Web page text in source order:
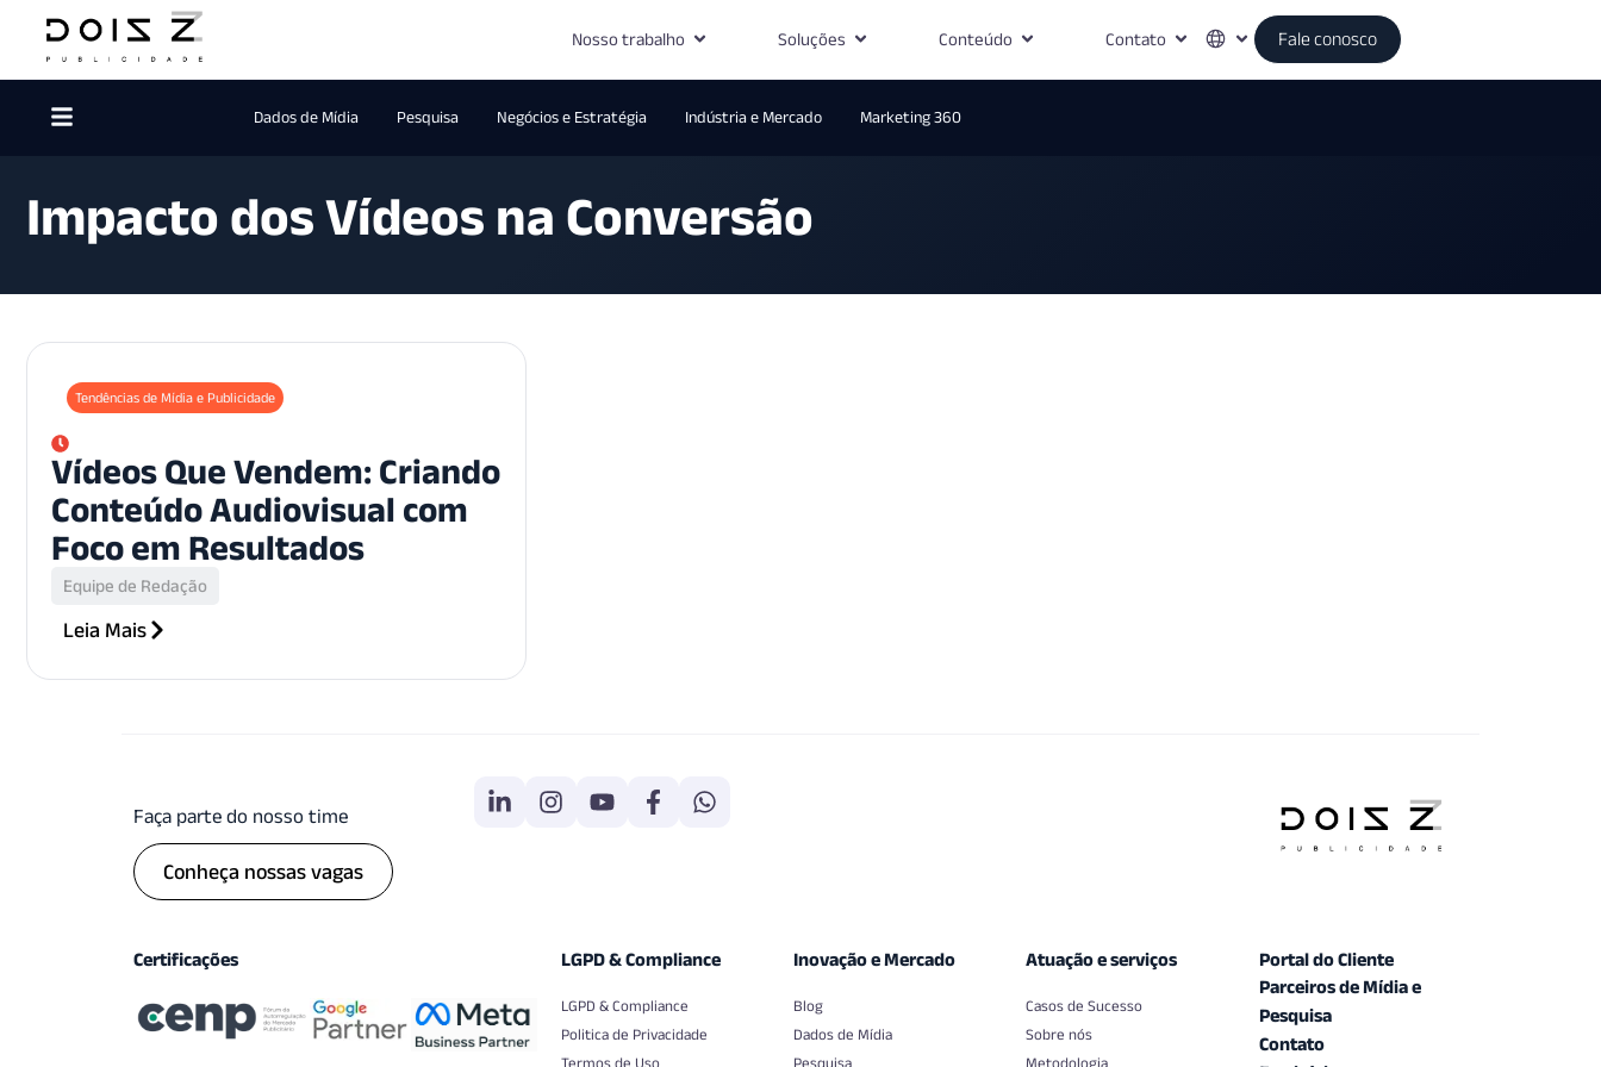
Nosso trabalho Soluções Conteúdo Contato Fale conosco
Dados de Mídia Pesquisa Negócios e Estratégia Indústria e Mercado Marketing 360
Impacto dos Vídeos na Conversão
Tendências de Mídia e Publicidade
Vídeos Que Vendem: Criando
Conteúdo Audiovisual com
Foco em Resultados
Equipe de Redação
Leia Mais
Faça parte do nosso time
Conheça nossas vagas
Certificações LGPD & Compliance
LGPD & Compliance
Politica de Privacidade
Termos de Uso
Inovação e Mercado
Blog
Dados de Mídia
Pesquisa
Atuação e serviços
Casos de Sucesso
Sobre nós
Metodologia
Portal do Cliente
Parceiros de Mídia e
Pesquisa
Contato